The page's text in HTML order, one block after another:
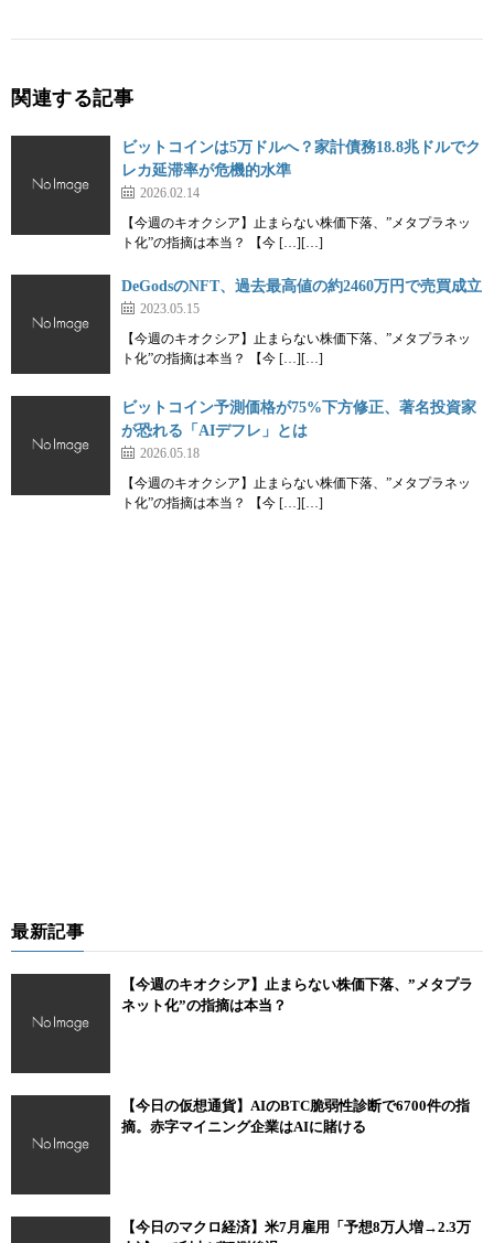
関連する記事
ビットコインは5万ドルへ？家計債務18.8兆ドルでク
レカ延滞率が危機的水準
2026.02.14
【今週のキオクシア】止まらない株価下落、”メタプラネッ
ト化”の指摘は本当？ 【今 […][…]
DeGodsのNFT、過去最高値の約2460万円で売買成立
2023.05.15
【今週のキオクシア】止まらない株価下落、”メタプラネッ
ト化”の指摘は本当？ 【今 […][…]
ビットコイン予測価格が75%下方修正、著名投資家
が恐れる「AIデフレ」とは
2026.05.18
【今週のキオクシア】止まらない株価下落、”メタプラネッ
ト化”の指摘は本当？ 【今 […][…]
最新記事
【今週のキオクシア】止まらない株価下落、”メタプラ
ネット化”の指摘は本当？
【今日の仮想通貨】AIのBTC脆弱性診断で6700件の指
摘。赤字マイニング企業はAIに賭ける
【今日のマクロ経済】米7月雇用「予想8万人増→2.3万